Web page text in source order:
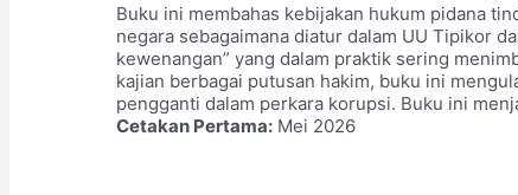
Buku ini membahas kebijakan hukum pidana
negara sebagaimana diatur dalam UU Tipikor
kewenangan” yang dalam praktik sering
kajian berbagai putusan hakim, buku ini
pengganti dalam perkara korupsi. Buku ini
Cetakan Pertama: Mei 2026